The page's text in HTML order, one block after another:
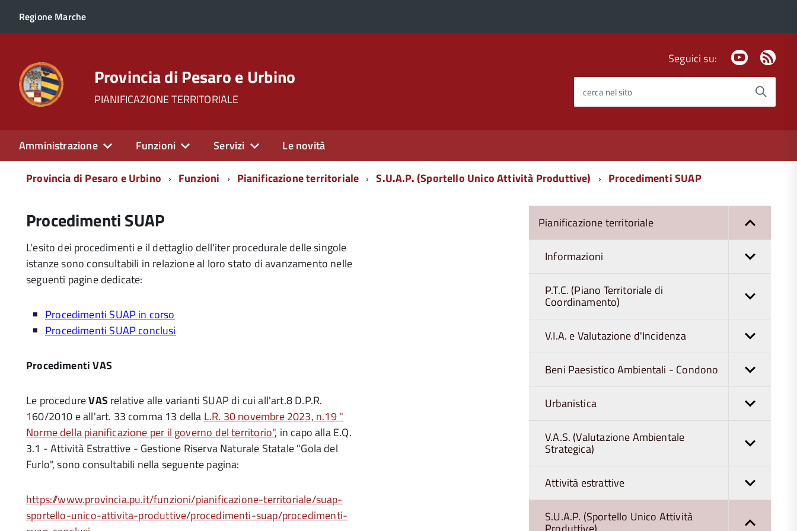
Regione Marche
Provincia di Pesaro e Urbino
PIANIFICAZIONE TERRITORIALE
Seguici su: Youtube
cerca nel sito
Amministrazione Funzioni Servizi Le novità
MenuProvincia di Pesaro e Urbino Funzioni Pianificazione territoriale S.U.A.P. (Sportello Unico Attività Produttive) Procedimenti SUAP
Procedimenti SUAP
L'esito dei procedimenti e il dettaglio dell'iter procedurale delle singole
istanze sono consultabili in relazione al loro stato di avanzamento nelle
seguenti pagine dedicate:
Procedimenti SUAP in corso
Procedimenti SUAP conclusi
Procedimenti VAS
Le procedureVAS relative allevarianti SUAP di cui all'art.8 D.P.R.
160/2010 e all'art. 33 comma 13 della L.R. 30 novembre 2023, n.19 "
Norme della pianificazione per il governo del territorio", in capo alla E.Q.
3.1 - Attività Estrattive - Gestione Riserva Naturale Statale "Gola del
Furlo", sono consultabili nella seguente pagina:
https://www.provincia.pu.it/funzioni/pianificazione-territoriale/suap-
sportello-unico-attivita-produttive/procedimenti-suap/procedimenti-
Pianificazione territoriale
Informazioni
P.T.C. (Piano Territoriale di
Coordinamento)
V.I.A. e Valutazione d'Incidenza
Beni Paesistico Ambientali - Condono
Urbanistica
V.A.S. (Valutazione Ambientale
Strategica)
Attività estrattive
S.U.A.P. (Sportello Unico Attività